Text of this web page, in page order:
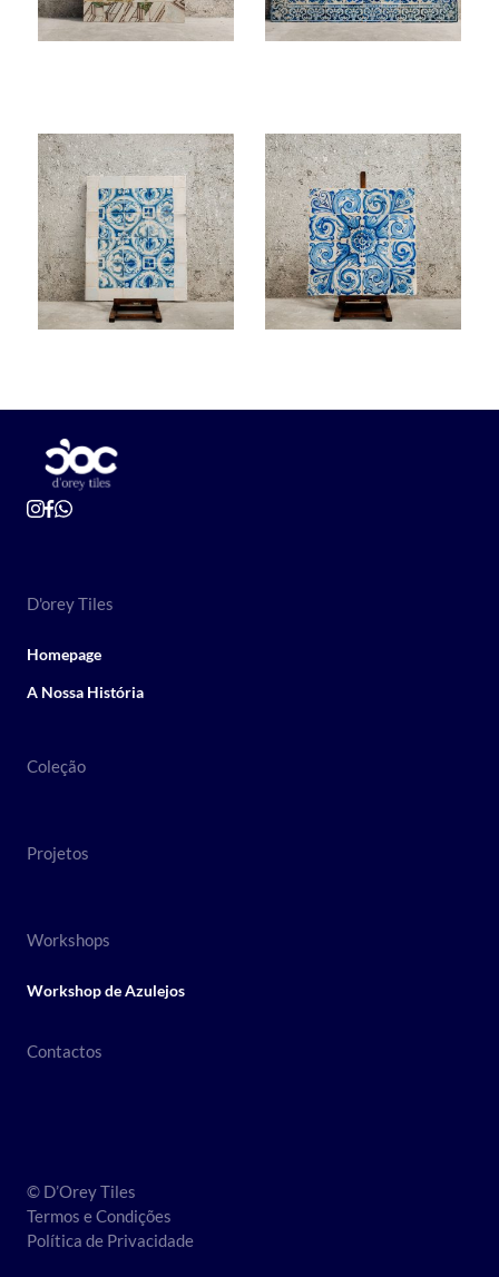
D'orey Tiles
Homepage
A Nossa História
Coleção
Projetos
Workshops
Workshop de Azulejos
Contactos
© D’Orey Tiles
Termos e Condições
Política de Privacidade